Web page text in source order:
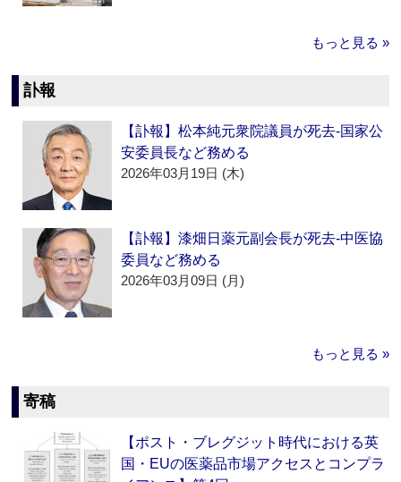
もっと見る »
訃報
【訃報】松本純元衆院議員が死去‐国家公
安委員長など務める
2026年03月19日 (木)
【訃報】漆畑日薬元副会長が死去‐中医協
委員など務める
2026年03月09日 (月)
もっと見る »
寄稿
【ポスト・ブレグジット時代における英
国・EUの医薬品市場アクセスとコンプラ